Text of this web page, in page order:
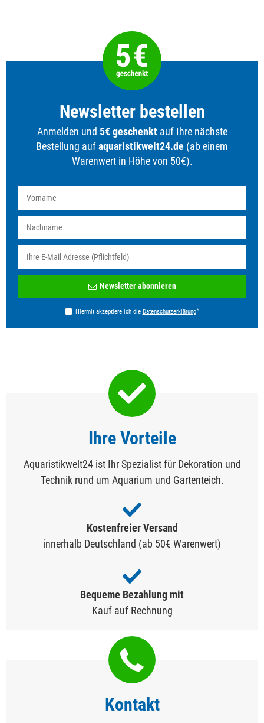
Newsletter bestellen
Anmelden und 5€ geschenktauf Ihre nächste
Bestellung aufaquaristikwelt24.de (ab einem
Warenwert in Höhe von 50€).
Newsletter abonnieren
Hiermit akzeptiere ich die Daten­schutz­erklärung*
Ihre Vorteile
Aquaristikwelt24 ist Ihr Spezialist für Dekoration und
Technik rund um Aquarium und Gartenteich.
Kostenfreier Versand
innerhalb Deutschland (ab 50€ Warenwert)
Bequeme Bezahlung mit
Kauf auf Rechnung
Kontakt